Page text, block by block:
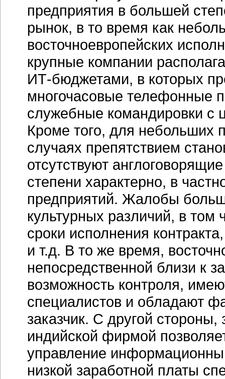
предприятия в большей
рынок, в то время как
восточноевропейских
крупные компании
ИТ-бюджетами, в которых
многочасовые телефонные
служебные командировки с
Кроме того, для небольших
случаях препятствием
отсутствуют
степени характерно, в
предприятий. Жалобы
культурных различий, в том
сроки исполнения
и т.д. В то же время,
непосредственной близи к
возможность контроля,
специалистов и обладают
заказчик. С другой стороны,
индийской фирмой
управление
низкой заработной платы